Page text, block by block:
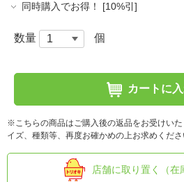
同時購入でお得！ [10%引]
数量 個
カートに
※こちらの商品はご購入後の返品をお受けい
イズ、種類等、再度お確かめの上お求めくださ
店舗に取り置く（在